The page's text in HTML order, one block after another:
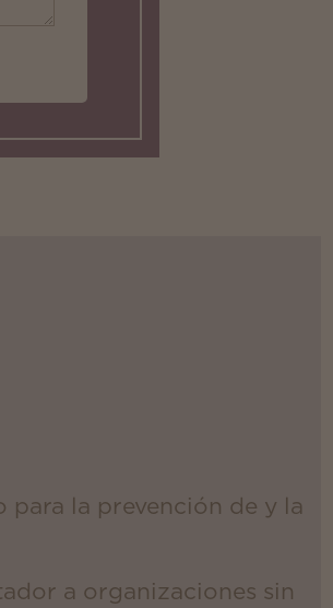
la prevención de y la
a organizaciones sin